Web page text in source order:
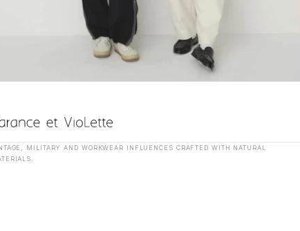
MILITARY AND WORKWEAR INFLUENCES CRAFTED WITH NATURAL